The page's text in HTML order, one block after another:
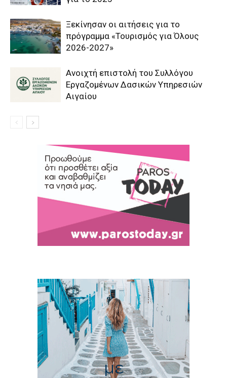
Ξεκίνησαν οι αιτήσεις για το
πρόγραμμα «Τουρισμός για Όλους
2026-2027»
Aνοιχτή επιστολή του Συλλόγου
Εργαζομένων Δασικών Υπηρεσιών
Αιγαίου